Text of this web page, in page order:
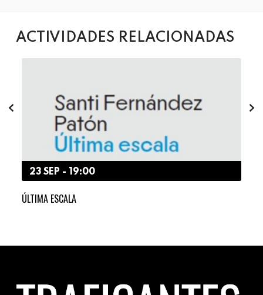
ACTIVIDADES RELACIONADAS
23 SEP - 19:00
ÚLTIMA ESCALA